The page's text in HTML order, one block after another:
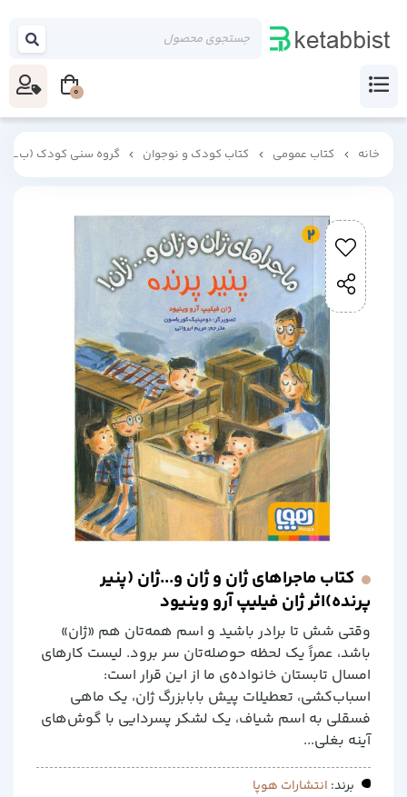
خانه کتاب عمومی کتاب کودک و نوجوان گروه سنی کودک
کتاب ماجراهای ژان و ژان و...ژان (پنیر
پرنده)اثر ژان فیلیپ آرو وینیود
وقتی شش تا برادر باشید و اسم همه‌تان هم «ژان»
باشد، عمراً یک لحظه حوصله‌تان سر برود. لیست کارهای
امسال تابستان خانواده‌ی ما از این قرار است:
اسباب‌کشی، تعطیلات پیش بابابزرگ ژان، یک ماهی
فسقلی به اسم شیاف، یک لشکر پسردایی با گوش‌های
آینه بغلی...
برند: انتشارات هوپا
0